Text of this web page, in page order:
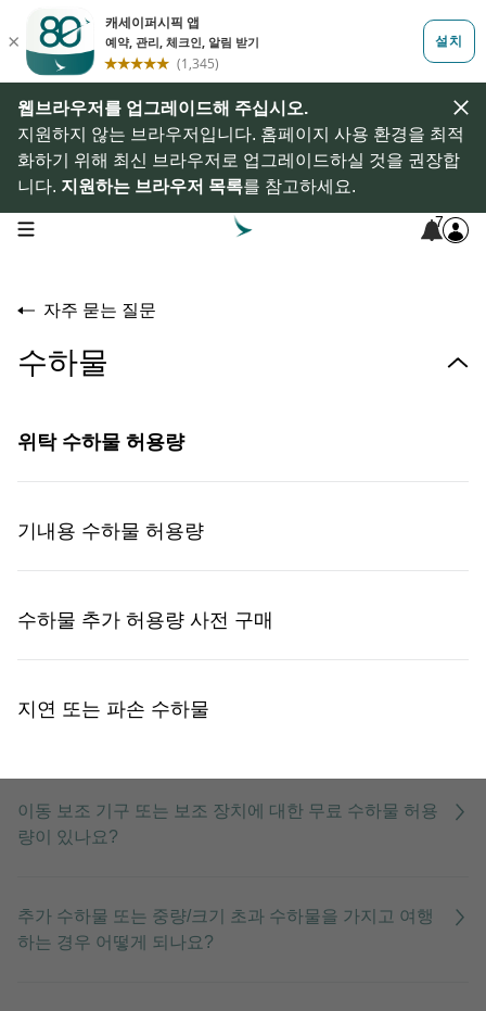
웹브라우저를 업그레이드해 주십시오.
지원하지 않는 브라우저입니다. 홈페이지 사용 환경을 최적
화하기 위해 최신 브라우저로 업그레이드하실 것을 권장합
니다. 지원하는 브라우저 목록를 참고하세요.
open navigation menu 7
자주 묻는 질문
수하물
위탁 수하물 허용량
기내용 수하물 허용량
수하물 추가 허용량 사전 구매
지연 또는 파손 수하물
유아와 함께 여행하는 경우 추가 무료 수하물 허용량이
있나요?
이동 보조 기구 또는 보조 장치에 대한 무료 수하물 허용
량이 있나요?
추가 수하물 또는 중량/크기 초과 수하물을 가지고 여행
하는 경우 어떻게 되나요?